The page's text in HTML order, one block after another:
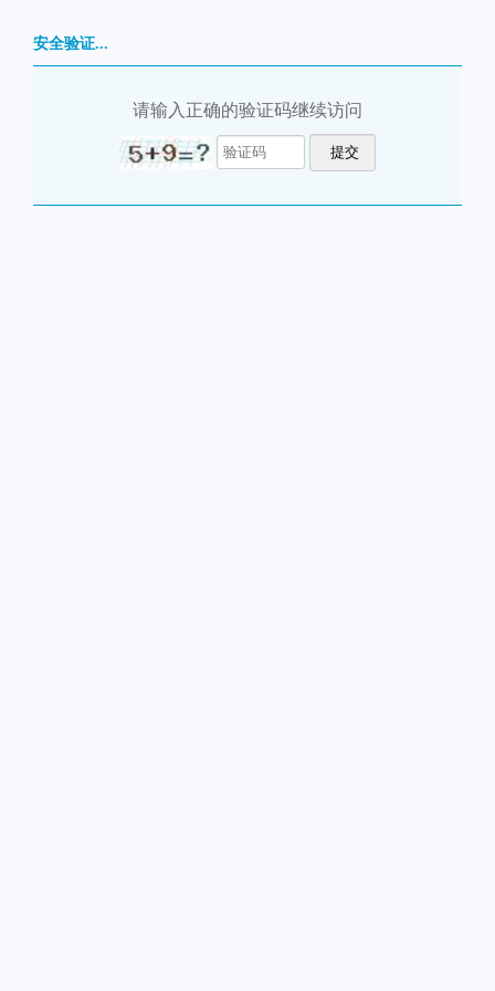
安全验证...
请输入正确的验证码继续访问